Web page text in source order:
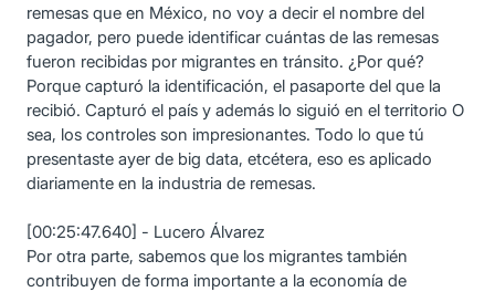
remesas que en México, no voy a decir el nombre del
pagador, pero puede identificar cuántas de las remesas
fueron recibidas por migrantes en tránsito. ¿Por qué?
Porque capturó la identificación, el pasaporte del que la
recibió. Capturó el país y además lo siguió en el territorio O
sea, los controles son impresionantes. Todo lo que tú
presentaste ayer de big data, etcétera, eso es aplicado
diariamente en la industria de remesas.
[00:25:47.640] - Lucero Álvarez
Por otra parte, sabemos que los migrantes también
contribuyen de forma importante a la economía de